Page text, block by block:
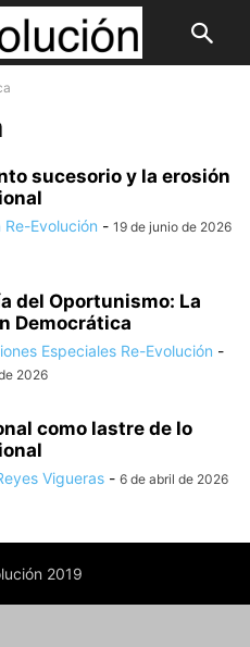
sucesorio y la erosión
Re-Evolución - 19 de junio de 2026
del Oportunismo: La
Democrática
Especiales Re-Evolución -
2026
como lastre de lo
Vigueras - 6 de abril de 2026
2019